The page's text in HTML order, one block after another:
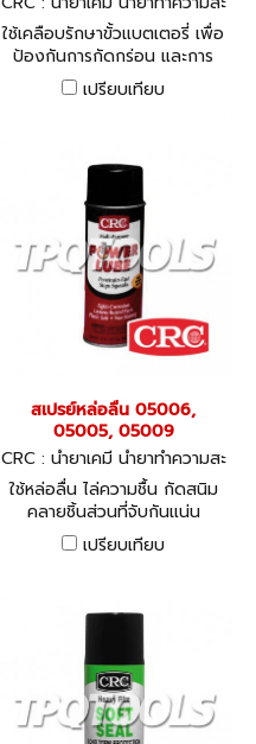
อาด ซิลิโคน
ใช้เคลือบรักษาขั้วแบตเตอรี่ เพื่อ
ป้องกันการกัดกร่อน และการ
เกิดขี้เกลือ
เปรียบเทียบ
สเปรย์หล่อลื่น 05006,
05005, 05009
CRC : น้ำยาเคมี น้ำยาทำความสะ
อาด ซิลิโคน
ใช้หล่อลื่น ไล่ความชื้น กัดสนิม
คลายชิ้นส่วนที่จับกันแน่น
เนื่องจากสนิม ป้องกันการ
กัดกร่อนของโลหะ และทำความ
เปรียบเทียบ